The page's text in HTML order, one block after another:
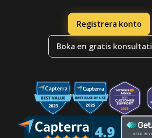
Registrera konto
Boka en gratis